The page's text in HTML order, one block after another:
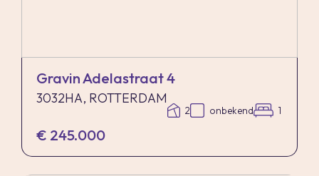
Gravin Adelastraat 4
3032HA, ROTTERDAM
2 onbekend 1
€ 245.000